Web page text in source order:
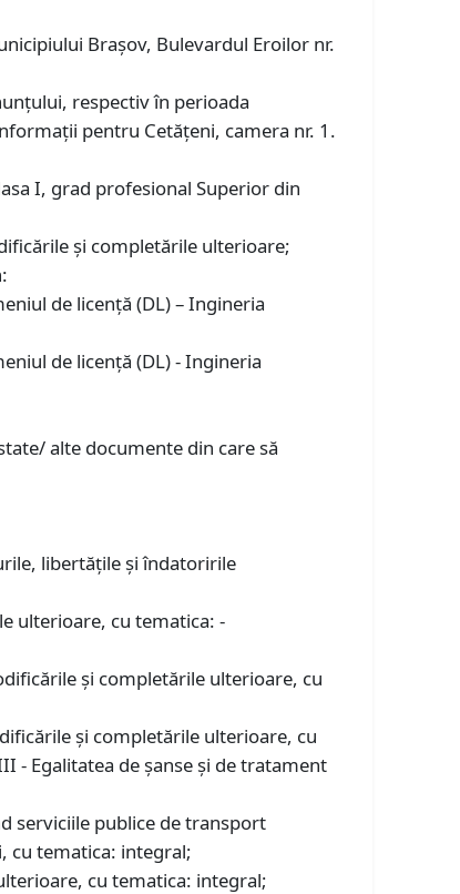
Braşov, Bulevardul Eroilor nr.
respectiv în perioada
pentru Cetăţeni, camera nr. 1.
I, grad profesional Superior din
şi completările ulterioare;
de licență (DL) – Ingineria
de licență (DL) - Ingineria
alte documente din care să
libertăţile şi îndatoririle
ulterioare, cu tematica: -
și completările ulterioare, cu
și completările ulterioare, cu
- Egalitatea de şanse şi de tratament
serviciile publice de transport
cu tematica: integral;
cu tematica: integral;